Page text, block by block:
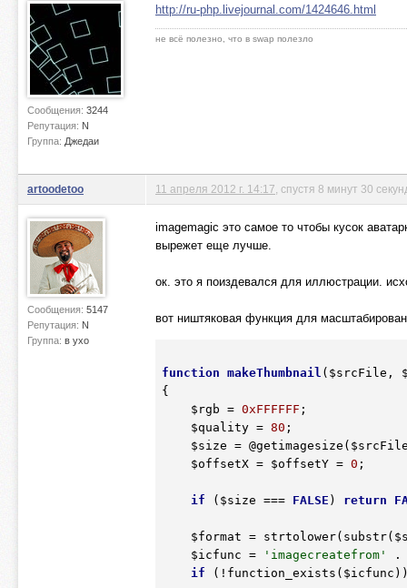
Сообщения: 3244
Репутация: N
Группа: Джедаи
http://ru-php.livejournal.com/1424646.html
не всё полезно, что в swap полезло
artoodetoo
Сообщения: 5147
Репутация: N
Группа: в ухо
11 апреля 2012 г. 14:17 , спустя 8 минут 30
imagemagic это самое то чтобы кусок
вырежет еще лучше.
ок. это я поиздевался для иллюстрации.
вот ништяковая функция для
function makeThumbnail ( $srcFile ,
{
$rgb = 0xFFFFFF ;
$quality = 80 ;
$size = @getimagesize(
$offsetX = $offsetY = 0 ;
if ( $size === FALSE ) return
$format = strtolower(substr(
$icfunc = 'imagecreatefrom'
if (!function_exists( $icfunc